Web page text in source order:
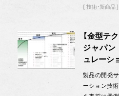
技術・新商品
【金型テ
ジャパン
ュレーシ
製品の開発
ーション技